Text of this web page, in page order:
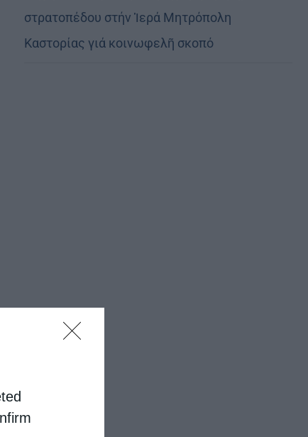
στρατοπέδου στήν Ἱερά Μητρόπολη
Καστορίας γιά κοινωφελῆ σκοπό